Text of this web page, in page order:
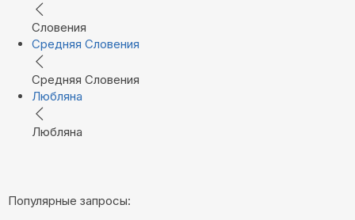
Словения
Средняя Словения
Средняя Словения
Любляна
Любляна
Популярные запросы: